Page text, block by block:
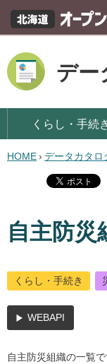
デー
くらし・手続
HOME› データカタロ
自主防災
くらし・手続き
WEBAPI
自主防災組織の一覧で